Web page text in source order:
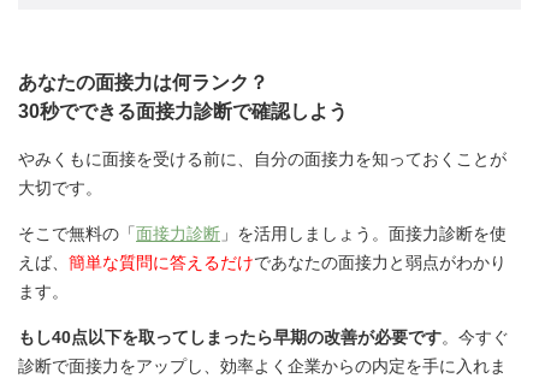
あなたの面接力は何ランク？
30秒でできる面接力診断で確認しよう
やみくもに面接を受ける前に、自分の面接力を知っておくことが
大切です。
そこで無料の「面接力診断 」を活用しましょう。面接力診断を使
えば、 簡単な質問に答えるだけであなたの面接力と弱点がわかり
ます。
もし40点以下を取ってしまったら早期の改善が必要です。今すぐ
診断で面接力をアップし、効率よく企業からの内定を手に入れま